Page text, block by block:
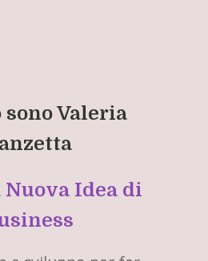
sono Valeria
Nuova Idea di